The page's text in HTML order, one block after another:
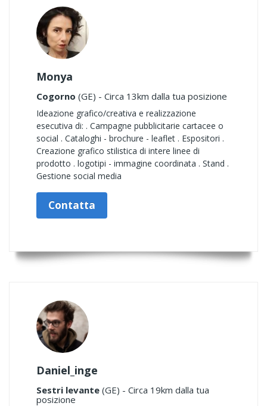
Monya
Cogorno (GE) - Circa 13km dalla tua posizione
Ideazione grafico/creativa e realizzazione
esecutiva di: . Campagne pubblicitarie cartacee o
social . Cataloghi - brochure - leaflet . Espositori .
Creazione grafico stilistica di intere linee di
prodotto . logotipi - immagine coordinata . Stand .
Gestione social media
Contatta
Daniel_inge
Sestri levante (GE) - Circa 19km dalla tua
posizione